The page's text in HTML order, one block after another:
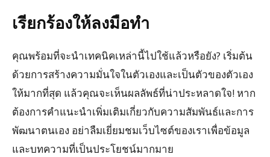
เรียกร้องให้ลงมือทำ
คุณพร้อมที่จะนำเทคนิคเหล่านี้ไปใช้แล้วหรือยัง? เริ่มต้น
ด้วยการสร้างความมั่นใจในตัวเองและเป็นตัวของตัวเอง
ให้มากที่สุด แล้วคุณจะเห็นผลลัพธ์ที่น่าประหลาดใจ! หาก
ต้องการคำแนะนำเพิ่มเติมเกี่ยวกับความสัมพันธ์และการ
พัฒนาตนเอง อย่าลืมเยี่ยมชมเว็บไซต์ของเราเพื่อข้อมูล
และบทความที่เป็นประโยชน์มากมาย